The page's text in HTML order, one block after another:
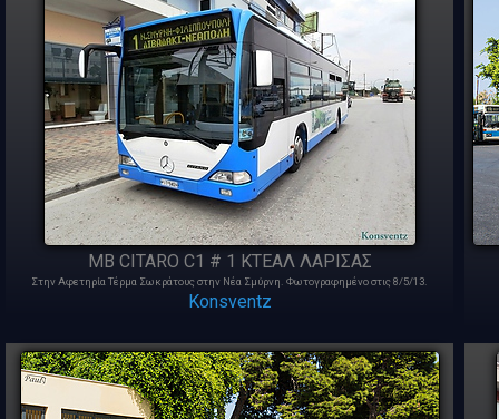
MB CITARO C1 # 1 ΚΤΕΑΛ ΛΑΡΙΣΑΣ
Στην Αφετηρία Τέρμα Σωκράτους στην Νέα Σμύρνη. Φωτογραφημένο στις 8/5/13.
Konsventz